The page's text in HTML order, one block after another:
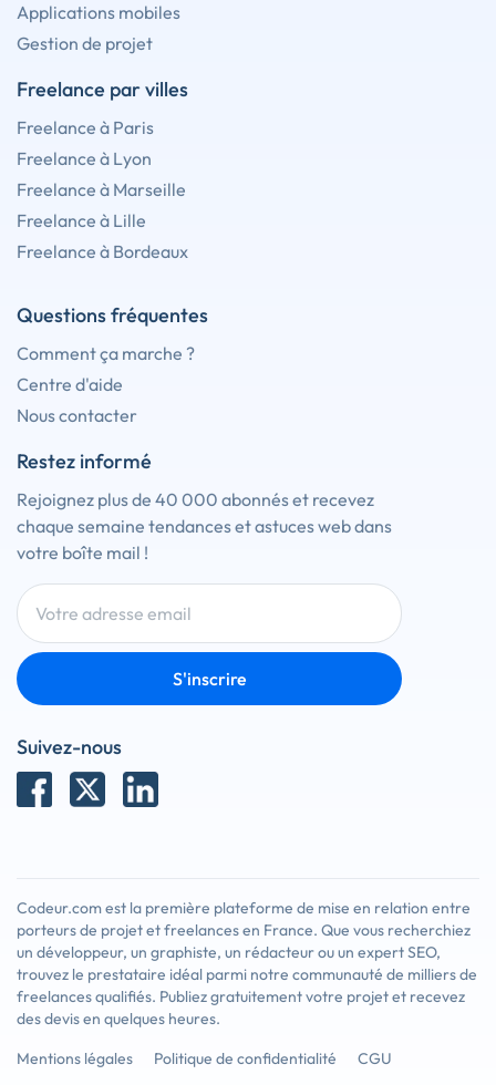
Applications mobiles
Gestion de projet
Freelance par villes
Freelance à Paris
Freelance à Lyon
Freelance à Marseille
Freelance à Lille
Freelance à Bordeaux
Questions fréquentes
Comment ça marche ?
Centre d'aide
Nous contacter
Restez informé
Rejoignez plus de 40 000 abonnés et recevez
chaque semaine tendances et astuces web dans
votre boîte mail !
S'inscrire
Suivez-nous
Codeur.com est la première plateforme de mise en relation entre
porteurs de projet et freelances en France. Que vous recherchiez
un développeur, un graphiste, un rédacteur ou un expert SEO,
trouvez le prestataire idéal parmi notre communauté de milliers de
freelances qualifiés. Publiez gratuitement votre projet et recevez
des devis en quelques heures.
Mentions légales
Politique de confidentialité CGU